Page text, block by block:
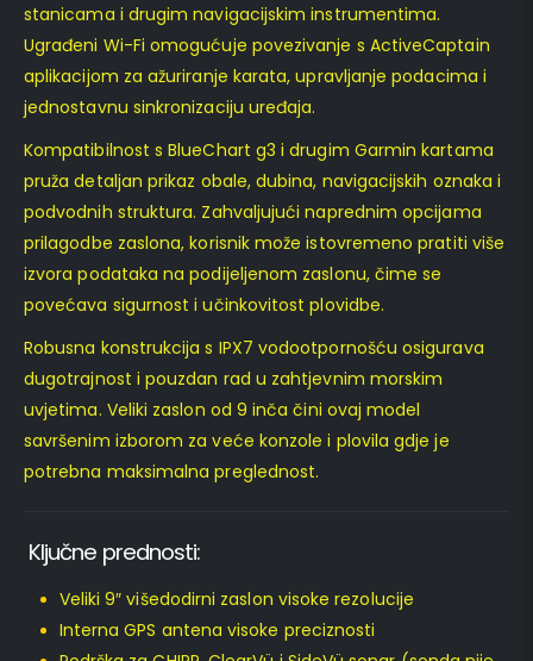
stanicama i drugim navigacijskim instrumentima.
Ugrađeni Wi-Fi omogućuje povezivanje s ActiveCaptain
aplikacijom za ažuriranje karata, upravljanje podacima i
jednostavnu sinkronizaciju uređaja.
Kompatibilnost s BlueChart g3 i drugim Garmin kartama
pruža detaljan prikaz obale, dubina, navigacijskih oznaka i
podvodnih struktura. Zahvaljujući naprednim opcijama
prilagodbe zaslona, korisnik može istovremeno pratiti više
izvora podataka na podijeljenom zaslonu, čime se
povećava sigurnost i učinkovitost plovidbe.
Robusna konstrukcija s IPX7 vodootpornošću osigurava
dugotrajnost i pouzdan rad u zahtjevnim morskim
uvjetima. Veliki zaslon od 9 inča čini ovaj model
savršenim izborom za veće konzole i plovila gdje je
potrebna maksimalna preglednost.
Ključne prednosti:
Veliki 9″ višedodirni zaslon visoke rezolucije
Interna GPS antena visoke preciznosti